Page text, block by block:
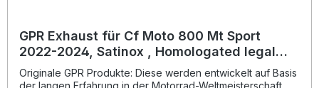
GPR Exhaust für Cf Moto 800 Mt Sport
2022-2024, Satinox , Homologated legal
slip-on exhaust including removable db
killer and li
Originale GPR Produkte: Diese werden entwickelt auf Basis
der langen Erfahrung in der Motorrad-Weltmeisterschaft.